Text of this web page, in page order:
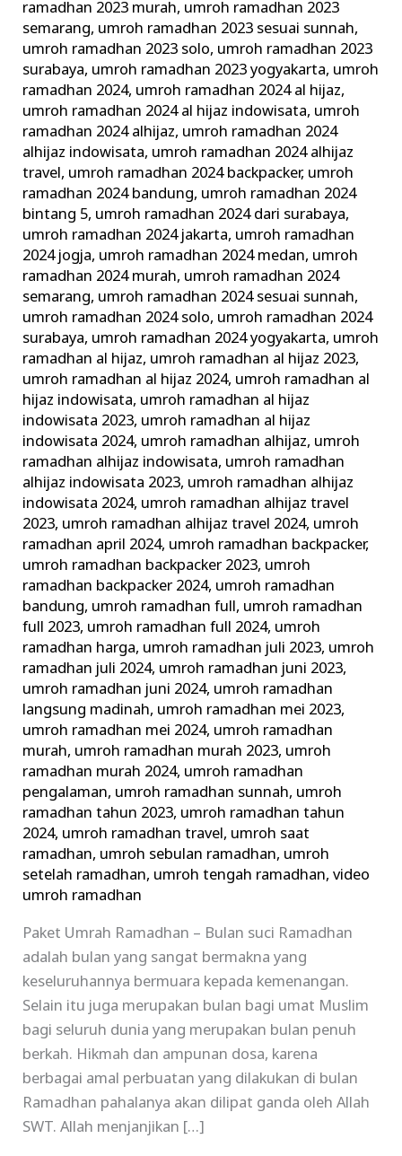
ramadhan 2023 murah, umroh ramadhan 2023
semarang, umroh ramadhan 2023 sesuai sunnah,
umroh ramadhan 2023 solo, umroh ramadhan 2023
surabaya, umroh ramadhan 2023 yogyakarta, umroh
ramadhan 2024, umroh ramadhan 2024 al hijaz,
umroh ramadhan 2024 al hijaz indowisata, umroh
ramadhan 2024 alhijaz, umroh ramadhan 2024
alhijaz indowisata, umroh ramadhan 2024 alhijaz
travel, umroh ramadhan 2024 backpacker, umroh
ramadhan 2024 bandung, umroh ramadhan 2024
bintang 5, umroh ramadhan 2024 dari surabaya,
umroh ramadhan 2024 jakarta, umroh ramadhan
2024 jogja, umroh ramadhan 2024 medan, umroh
ramadhan 2024 murah, umroh ramadhan 2024
semarang, umroh ramadhan 2024 sesuai sunnah,
umroh ramadhan 2024 solo, umroh ramadhan 2024
surabaya, umroh ramadhan 2024 yogyakarta, umroh
ramadhan al hijaz, umroh ramadhan al hijaz 2023,
umroh ramadhan al hijaz 2024, umroh ramadhan al
hijaz indowisata, umroh ramadhan al hijaz
indowisata 2023, umroh ramadhan al hijaz
indowisata 2024, umroh ramadhan alhijaz, umroh
ramadhan alhijaz indowisata, umroh ramadhan
alhijaz indowisata 2023, umroh ramadhan alhijaz
indowisata 2024, umroh ramadhan alhijaz travel
2023, umroh ramadhan alhijaz travel 2024, umroh
ramadhan april 2024, umroh ramadhan backpacker,
umroh ramadhan backpacker 2023, umroh
ramadhan backpacker 2024, umroh ramadhan
bandung, umroh ramadhan full, umroh ramadhan
full 2023, umroh ramadhan full 2024, umroh
ramadhan harga, umroh ramadhan juli 2023, umroh
ramadhan juli 2024, umroh ramadhan juni 2023,
umroh ramadhan juni 2024, umroh ramadhan
langsung madinah, umroh ramadhan mei 2023,
umroh ramadhan mei 2024, umroh ramadhan
murah, umroh ramadhan murah 2023, umroh
ramadhan murah 2024, umroh ramadhan
pengalaman, umroh ramadhan sunnah, umroh
ramadhan tahun 2023, umroh ramadhan tahun
2024, umroh ramadhan travel, umroh saat
ramadhan, umroh sebulan ramadhan, umroh
setelah ramadhan, umroh tengah ramadhan,video
umroh ramadhan
Paket Umrah Ramadhan – Bulan suci Ramadhan
adalah bulan yang sangat bermakna yang
keseluruhannya bermuara kepada kemenangan.
Selain itu juga merupakan bulan bagi umat Muslim
bagi seluruh dunia yang merupakan bulan penuh
berkah. Hikmah dan ampunan dosa, karena
berbagai amal perbuatan yang dilakukan di bulan
Ramadhan pahalanya akan dilipat ganda oleh Allah
SWT. Allah menjanjikan […]